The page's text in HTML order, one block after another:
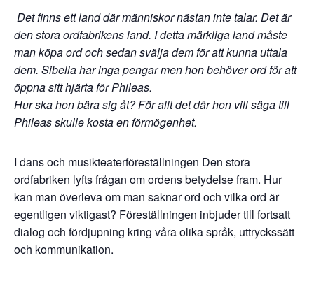
Det finns ett land där människor nästan inte talar. Det är
denstora ordfabrikens land. I detta märkliga land måste
man köpa ord och sedan svälja dem för att kunna uttala
dem. Sibella har inga pengar men hon behöver ord för att
öppna sitt hjärta för Phileas.
Hur ska hon bära sig åt? För allt det där hon vill säga till
Phileas skulle kostaen förmögenhet.
I dans och musikteaterföreställningen Den stora
ordfabriken lyfts frågan om ordensbetydelse fram. Hur
kan man överleva om man saknar ord och vilka ord är
egentligen viktigast? Föreställningen inbjuder till fortsatt
dialog och fördjupning kring våra olika språk, uttryckssätt
och kommunikation.